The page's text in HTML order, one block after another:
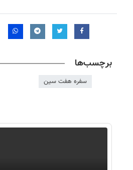
برچسب‌ها
سفره هفت سین